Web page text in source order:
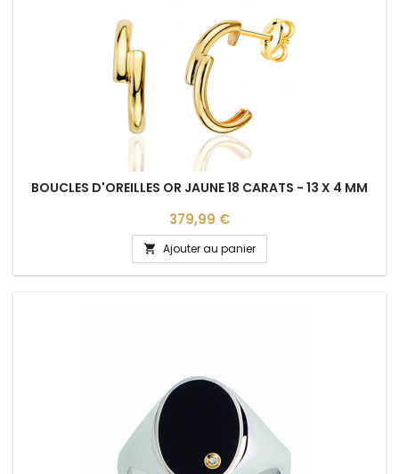
BOUCLES D'OREILLES OR JAUNE 18 CARATS - 13 X 4 MM
Prix
379,99 €
 Ajouter au panier